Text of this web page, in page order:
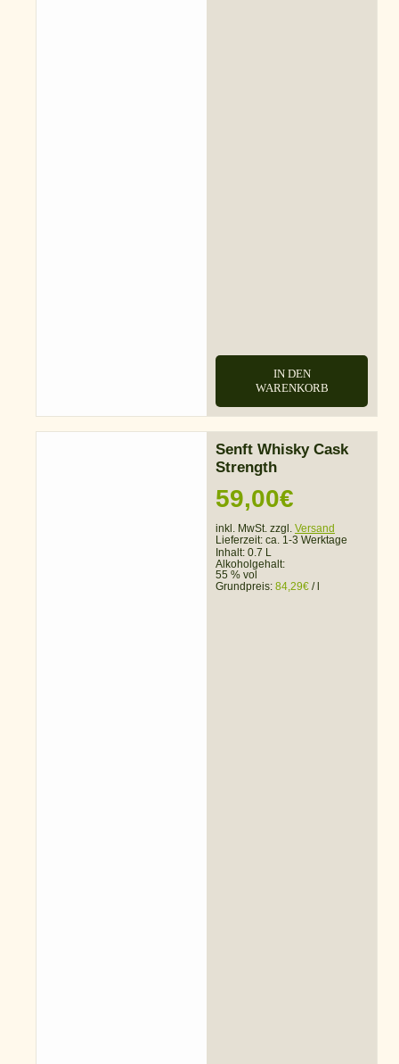
IN DEN
WARENKORB
Senft Whisky Cask
Strength
59,00€
inkl. MwSt. zzgl. Versand
Lieferzeit: ca. 1-3 Werktage
Inhalt: 0.7 L
Alkoholgehalt:
55 % vol
Grundpreis: 84,29€ /